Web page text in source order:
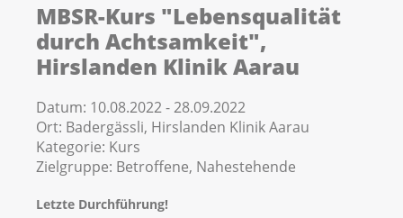
MBSR-Kurs "Lebensqualität
durch Achtsamkeit",
Hirslanden Klinik Aarau
Datum: 10.08.2022 - 28.09.2022
Ort: Badergässli, Hirslanden Klinik Aarau
Kategorie: Kurs
Zielgruppe: Betroffene, Nahestehende
Letzte Durchführung!